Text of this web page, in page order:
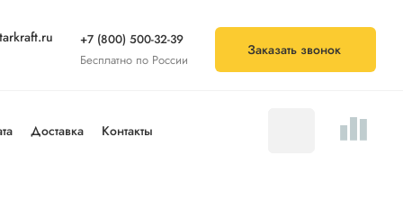
+7 (800) 500-32-39
Бесплатно по России
Заказать звонок
Доставка Контакты